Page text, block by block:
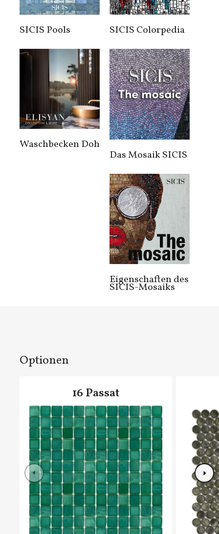
SICIS Pools SICIS Colorpedia
Waschbecken Doh
Das Mosaik SICIS
Eigenschaften des
SICIS-Mosaiks
Optionen
16 Passat